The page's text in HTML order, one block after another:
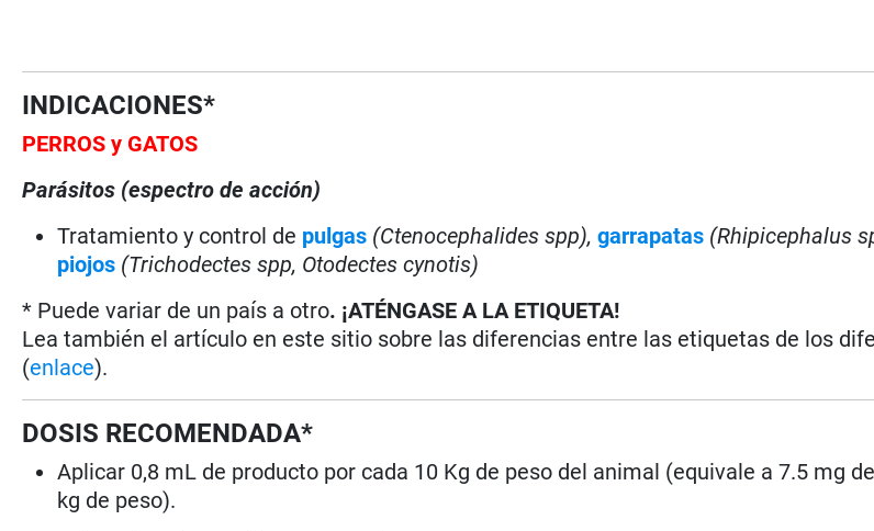
INDICACIONES*
PERROS y GATOS
Parásitos (espectro de acción)
Tratamiento y control de pulgas (Ctenocephalides spp), garrapatas (Rhipicephalus
piojos (Trichodectes spp, Otodectes cynotis)
* Puede variar de un país a otro. ¡ATÉNGASE A LA ETIQUETA!
Lea también el artículo en este sitio sobre las diferencias entre las etiquetas de los
(enlace).
DOSIS RECOMENDADA*
Aplicar 0,8 mL de producto por cada 10 Kg de peso del animal (equivale a 7.5 mg
kg de peso).